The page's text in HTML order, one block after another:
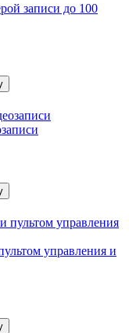
записи до 100
управления и